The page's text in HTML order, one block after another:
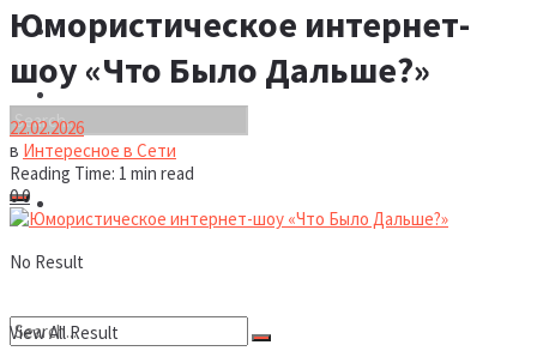
Шоу бизнес
Новости
No Result
View All Result
Юмористическое интернет-
шоу «Что Было Дальше?»
22.02.2026
в Интересное в Сети
Reading Time: 1 min read
00